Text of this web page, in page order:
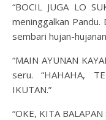
“BOCIL JUGA LO
meninggalkan Pandu.
sembari hujan-
“MAIN AYUNAN
seru. “HAHAHA,
IKUTAN.”
“OKE, KITA